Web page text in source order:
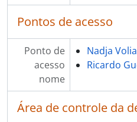
Pontos de acesso
Ponto de
acesso
nome
Nadja
Ricardo
Área de controle da